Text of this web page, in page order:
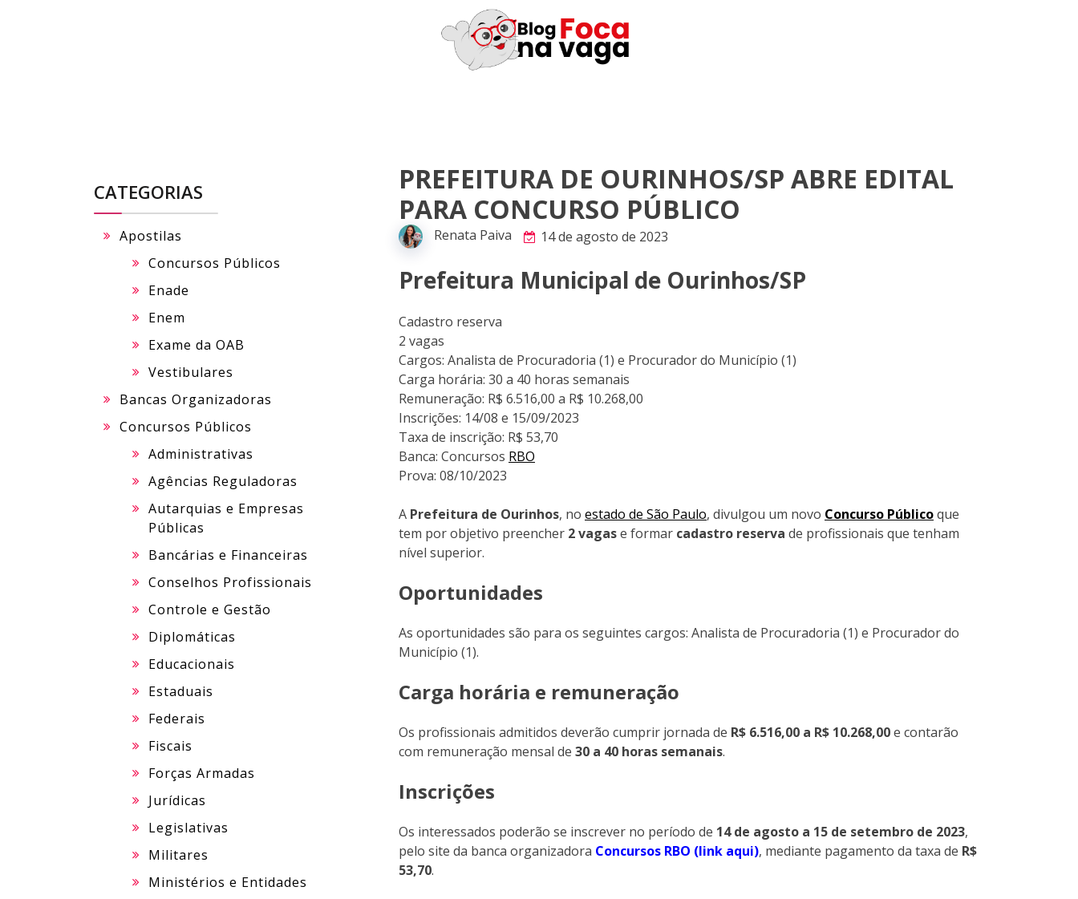
PREFEITURA DE OURINHOS/SP ABRE EDITAL
PARA CONCURSO PÚBLICO
Renata Paiva 14 de agosto de 2023
Prefeitura Municipal de Ourinhos/SP
Cadastro reserva
2 vagas
Cargos: Analista de Procuradoria (1) e Procurador do Município (1)
Carga horária: 30 a 40 horas semanais
Remuneração: R$ 6.516,00 a R$ 10.268,00
Inscrições: 14/08 e 15/09/2023
Taxa de inscrição: R$ 53,70
Banca: Concursos RBO
Prova: 08/10/2023
A Prefeitura de Ourinhos, no estado de São Paulo, divulgou um novo Concurso Públicoque
tem por objetivo preencher 2 vagase formar cadastro reserva de profissionais que tenham
nível superior.
Oportunidades
As oportunidades são para os seguintes cargos: Analista de Procuradoria (1) e Procurador do
Município (1).
Carga horária e remuneração
Os profissionais admitidos deverão cumprir jornada de R$ 6.516,00 a R$ 10.268,00e contarão
com remuneração mensal de 30 a 40 horas semanais.
Inscrições
Os interessados poderão se inscrever no período de 14 de agosto a 15 de setembro de 2023,
pelo site da banca organizadora Concursos RBO (link aqui), mediante pagamento da taxa de R$
53,70.
CATEGORIAS
Apostilas
Concursos Públicos
Enade
Enem
Exame da OAB
Vestibulares
Bancas Organizadoras
Concursos Públicos
Administrativas
Agências Reguladoras
Autarquias e Empresas
Públicas
Bancárias e Financeiras
Conselhos Profissionais
Controle e Gestão
Diplomáticas
Educacionais
Estaduais
Federais
Fiscais
Forças Armadas
Jurídicas
Legislativas
Militares
Ministérios e Entidades